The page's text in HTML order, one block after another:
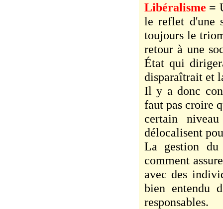
Libéralisme =
le reflet d'une
toujours le
retour à une
État qui
disparaîtrait et
Il y a donc
faut pas croire
certain
délocalisent
La gestion
comment
avec des
bien entendu
responsables.